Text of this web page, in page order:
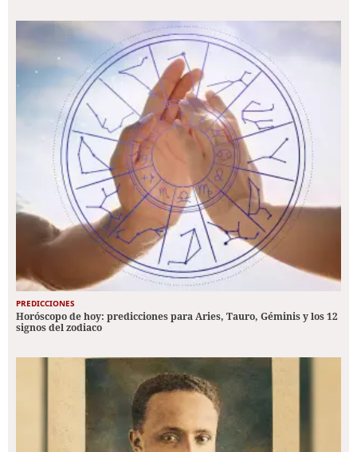
PREDICCIONES
Horóscopo de hoy: predicciones para Aries, Tauro, Géminis y los 12
signos del zodiaco